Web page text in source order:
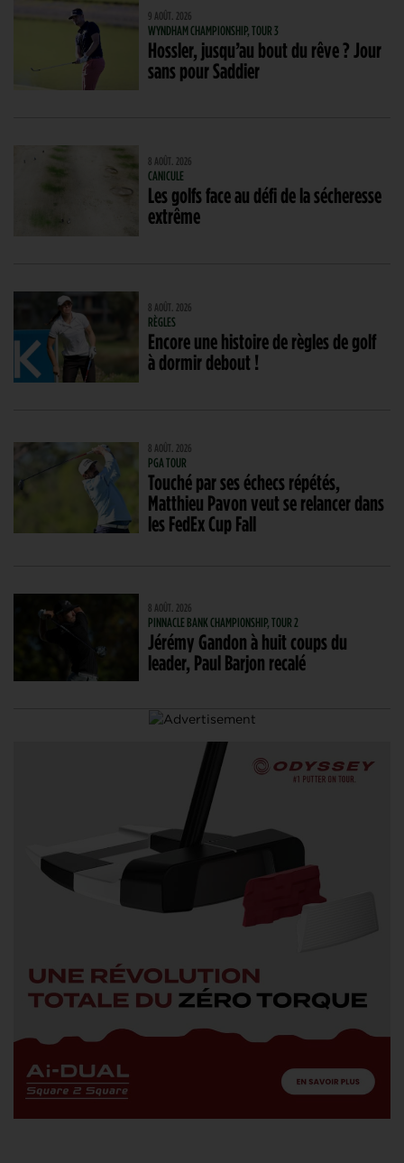
9 AOÛT. 2026
WYNDHAM CHAMPIONSHIP, TOUR 3
Hossler, jusqu’au bout du rêve ? Jour
sans pour Saddier
8 AOÛT. 2026
CANICULE
Les golfs face au défi de la sécheresse
extrême
8 AOÛT. 2026
RÈGLES
Encore une histoire de règles de golf
à dormir debout !
8 AOÛT. 2026
PGA TOUR
Touché par ses échecs répétés,
Matthieu Pavon veut se relancer dans
les FedEx Cup Fall
8 AOÛT. 2026
PINNACLE BANK CHAMPIONSHIP, TOUR 2
Jérémy Gandon à huit coups du
leader, Paul Barjon recalé